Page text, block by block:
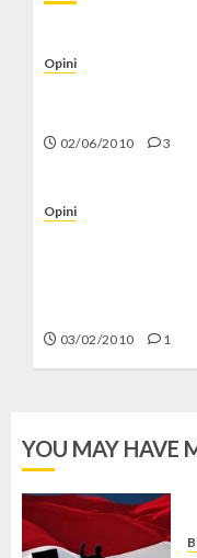
Opini
02/06/2010 3
Opini
03/02/2010 1
YOU MAY HAVE